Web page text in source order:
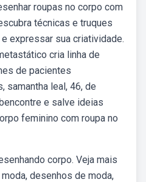
roupas no corpo com
técnicas e truques
expressar sua criatividade.
cria linha de
de pacientes
samantha leal, 46, de
e salve ideias
feminino com roupa no
corpo. Veja mais
desenhos de moda,